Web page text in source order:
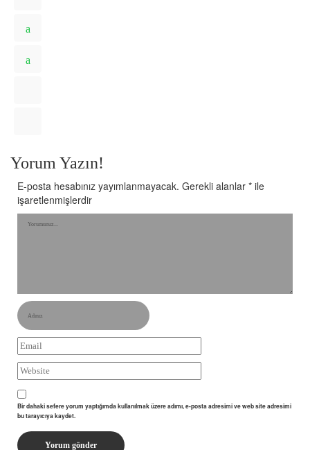
Yorum Yazın!
E-posta hesabınız yayımlanmayacak. Gerekli alanlar * ile
işaretlenmişlerdir
Bir dahaki sefere yorum yaptığımda kullanılmak üzere adımı, e-posta adresimi ve web site adresimi
bu tarayıcıya kaydet.